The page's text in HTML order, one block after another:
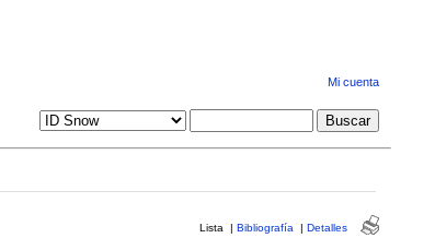
Mi cuenta
Lista | Bibliografía | Detalles